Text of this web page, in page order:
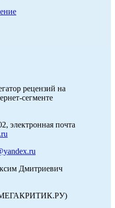
рецензий на
сегменте
электронная почта
Дмитриевич